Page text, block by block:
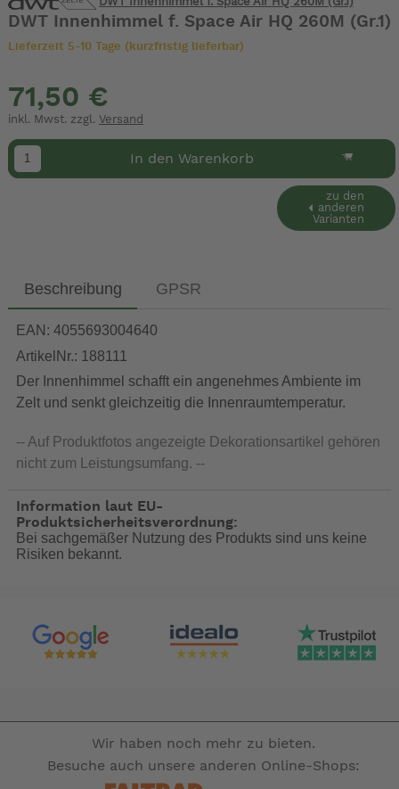
DWT Innenhimmel f. Space Air HQ 260M (Gr.1)
DWT Innenhimmel f. Space Air HQ 260M (Gr.1)
Lieferzeit 5-10 Tage (kurzfristig lieferbar)
71,50 €
inkl. Mwst. zzgl. Versand
In den Warenkorb
zu den
anderen
Varianten
Beschreibung GPSR
EAN: 4055693004640
ArtikelNr.: 188111
Der Innenhimmel schafft ein angenehmes Ambiente im
Zelt und senkt gleichzeitig die Innenraumtemperatur.
-- Auf Produktfotos angezeigte Dekorationsartikel gehören
nicht zum Leistungsumfang. --
Information laut EU-
Produktsicherheitsverordnung:
Bei sachgemäßer Nutzung des Produkts sind uns keine
Risiken bekannt.
Wir haben noch mehr zu bieten.
Besuche auch unsere anderen Online-Shops: